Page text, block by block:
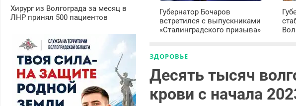
Губернатор Бочаров
встретился с выпускниками
«Сталинградского призыва»
ЗДОРОВЬЕ
Десять тысяч
крови с начала
Хирург из Волгограда за месяц в
ЛНР принял 500 пациентов